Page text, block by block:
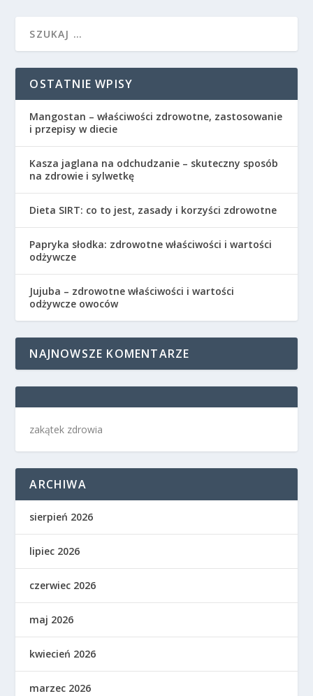
OSTATNIE WPISY
Mangostan – właściwości zdrowotne, zastosowanie
i przepisy w diecie
Kasza jaglana na odchudzanie – skuteczny sposób
na zdrowie i sylwetkę
Dieta SIRT: co to jest, zasady i korzyści zdrowotne
Papryka słodka: zdrowotne właściwości i wartości
odżywcze
Jujuba – zdrowotne właściwości i wartości
odżywcze owoców
NAJNOWSZE KOMENTARZE
zakątek zdrowia
ARCHIWA
sierpień 2026
lipiec 2026
czerwiec 2026
maj 2026
kwiecień 2026
marzec 2026